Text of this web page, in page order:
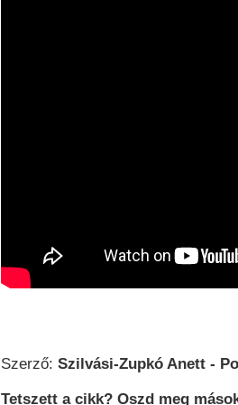
Szerző: Szilvási-Zupkó Anett -
Tetszett a cikk? Oszd meg